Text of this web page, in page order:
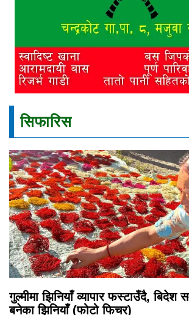
सिफारिस
गुल्मीमा झिनियाँ व्यापार फस्टाउँदै, बिदेश
बनेका झिनियाँ (फोटो फिचर)